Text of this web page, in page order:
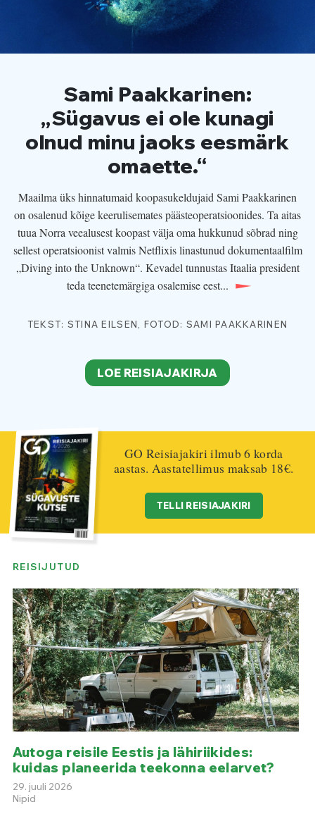
Sami Paakkarinen:
„Sügavus ei ole kunagi
olnud minu jaoks eesmärk
omaette.“
Maailma üks hinnatumaid koopasukeldujaid Sami Paakkarinen
on osalenud kõige keerulisemates päästeoperatsioonides. Ta aitas
tuua Norra veealusest koopast välja oma hukkunud sõbrad ning
sellest operatsioonist valmis Netflixis linastunud dokumentaalfilm
„Diving into the Unknown“. Kevadel tunnustas Itaalia president
teda teenetemärgiga osalemise eest...
TEKST: STINA EILSEN, FOTOD: SAMI PAAKKARINEN
LOE REISIAJAKIRJA
GO Reisiajakiri ilmub 6 korda
aastas. Aastatellimus maksab 18€.
TELLI REISIAJAKIRI
REISIJUTUD
Autoga reisile Eestis ja lähiriikides:
kuidas planeerida teekonna eelarvet?
29. juuli 2026
Nipid